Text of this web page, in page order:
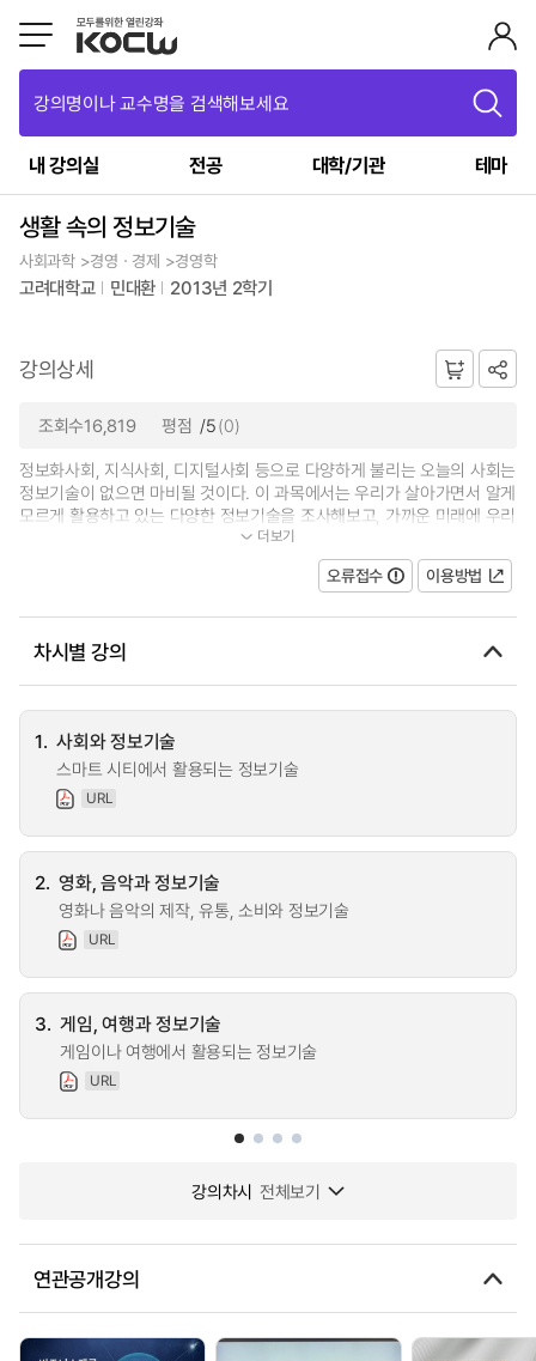
강의명이나 교수명을 검색해보세요
내 강의실 전공 대학/기관 테마
생활 속의 정보기술
사회과학 >경영ㆍ경제 >경영학
고려대학교 민대환 2013년 2학기
강의상세
조회수16,819 평점 /5(0)
정보화사회, 지식사회, 디지털사회 등으로 다양하게 불리는 오늘의 사회는
정보기술이 없으면 마비될 것이다. 이 과목에서는 우리가 살아가면서 알게
모르게 활용하고 있는 다양한 정보기술을 조사해보고, 가까운 미래에 우리
더보기
오류접수 이용방법
차시별 강의
1. 사회와 정보기술
스마트 시티에서 활용되는 정보기술
URL
2. 영화, 음악과 정보기술
영화나 음악의 제작, 유통, 소비와 정보기술
URL
3. 게임, 여행과 정보기술
게임이나 여행에서 활용되는 정보기술
URL
강의차시 전체보기
연관공개강의